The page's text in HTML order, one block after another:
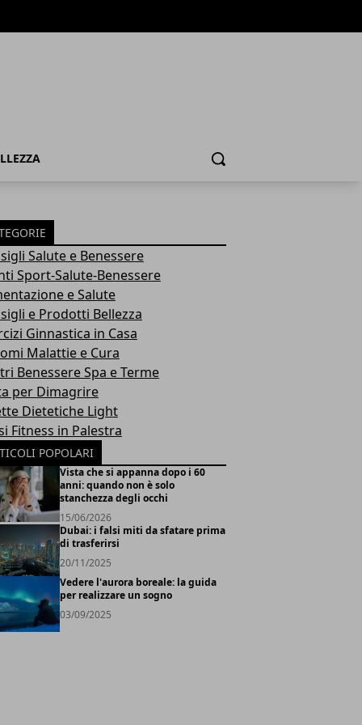
Cerca
Salute e Benessere
Sport-Salute-Benessere
e Salute
e Prodotti Bellezza
Ginnastica in Casa
Malattie e Cura
Benessere Spa e Terme
per Dimagrire
Dietetiche Light
Fitness in Palestra
POPOLARI
Vista che si appanna dopo i 60
anni: quando non è solo
stanchezza degli occhi
15/06/2026
Dubai: i falsi miti da sfatare prima
di trasferirsi
20/11/2025
Vedere l'aurora boreale: la guida
per realizzare un sogno
03/09/2025